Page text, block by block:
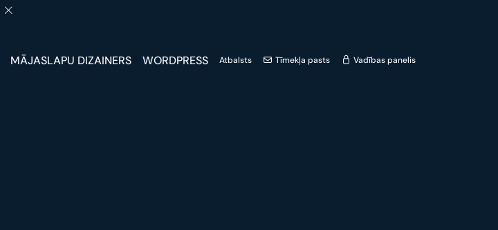
MĀJASLAPU DIZAINERS WORDPRESS Atbalsts Tīmekļa pasts Vadības panelis